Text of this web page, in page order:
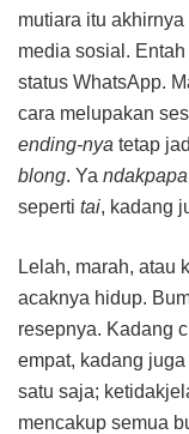
mutiara itu
media sosial. Entah
status WhatsApp.
cara melupakan
ending-nya tetap
blong. Ya ndakpapa
seperti tai, kadang
Lelah, marah, atau
acaknya hidup.
resepnya. Kadang
empat, kadang
satu saja;
mencakup semua